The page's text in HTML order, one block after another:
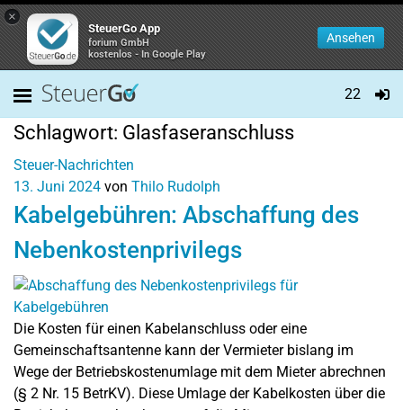
×
SteuerGo App
forium GmbH
kostenlos - In Google Play
Ansehen
22
Schlagwort: Glasfaseranschluss
Steuer-Nachrichten
13. Juni 2024 von Thilo Rudolph
Kabelgebühren: Abschaffung des
Nebenkostenprivilegs
Die Kosten für einen Kabelanschluss oder eine
Gemeinschaftsantenne kann der Vermieter bislang im
Wege der Betriebskostenumlage mit dem Mieter abrechnen
(§ 2 Nr. 15 BetrKV). Diese Umlage der Kabelkosten über die